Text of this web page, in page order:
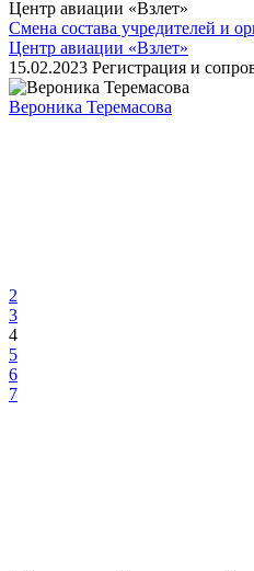
Cмена состава учредителей и
Центр авиации «Взлет»
15.02.2023 Регистрация и
Вероника Теремасова
2
3
4
5
6
7